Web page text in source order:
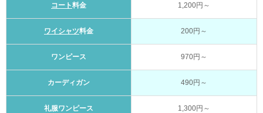
コート料金 1,200円～
ワイシャツ料金 200円～
ワンピース 970円～
カーディガン 490円～
礼服ワンピース 1,300円～